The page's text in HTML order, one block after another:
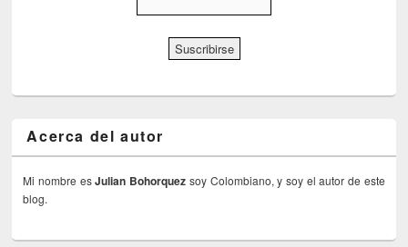
Acerca del autor
Mi nombre esJulian Bohorquez soy Colombiano, y soy el autor de este
blog.